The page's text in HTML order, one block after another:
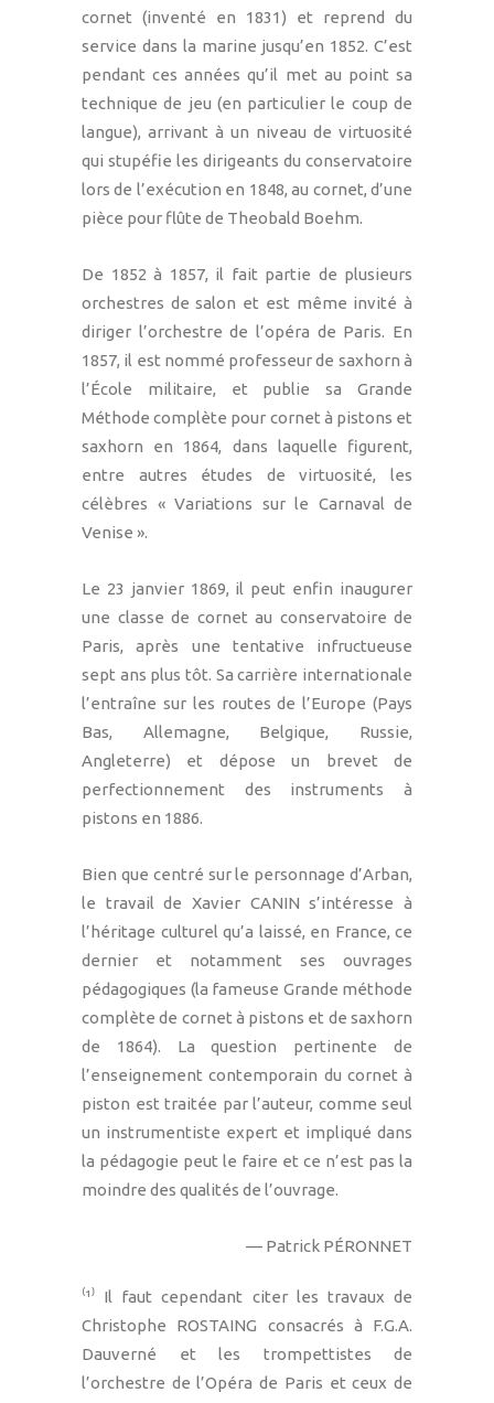
cornet (inventé en 1831) et reprend du
service dans la marine jusqu’en 1852. C’est
pendant ces années qu’il met au point sa
technique de jeu (en particulier le coup de
langue), arrivant à un niveau de virtuosité
qui stupéfie les dirigeants du conservatoire
lors de l’exécution en 1848, au cornet, d’une
pièce pour flûte de Theobald Boehm.
De 1852 à 1857, il fait partie de plusieurs
orchestres de salon et est même invité à
diriger l’orchestre de l’opéra de Paris. En
1857, il est nommé professeur de saxhorn à
l’École militaire, et publie sa Grande
Méthode complète pour cornet à pistons et
saxhorn en 1864, dans laquelle figurent,
entre autres études de virtuosité, les
célèbres « Variations sur le Carnaval de
Venise ».
Le 23 janvier 1869, il peut enfin inaugurer
une classe de cornet au conservatoire de
Paris, après une tentative infructueuse
sept ans plus tôt. Sa carrière internationale
l’entraîne sur les routes de l’Europe (Pays
Bas, Allemagne, Belgique, Russie,
Angleterre) et dépose un brevet de
perfectionnement des instruments à
pistons en 1886.
Bien que centré sur le personnage d’Arban,
le travail de Xavier CANIN s’intéresse à
l’héritage culturel qu’a laissé, en France, ce
dernier et notamment ses ouvrages
pédagogiques (la fameuse Grande méthode
complète de cornet à pistons et de saxhorn
de 1864). La question pertinente de
l’enseignement contemporain du cornet à
piston est traitée par l’auteur, comme seul
un instrumentiste expert et impliqué dans
la pédagogie peut le faire et ce n’est pas la
moindre des qualités de l’ouvrage.
— Patrick PÉRONNET
⁽︎¹︎⁾︎ Il faut cependant citer les travaux de
Christophe ROSTAING consacrés à F.G.A.
Dauverné et les trompettistes de
l’orchestre de l’Opéra de Paris et ceux de